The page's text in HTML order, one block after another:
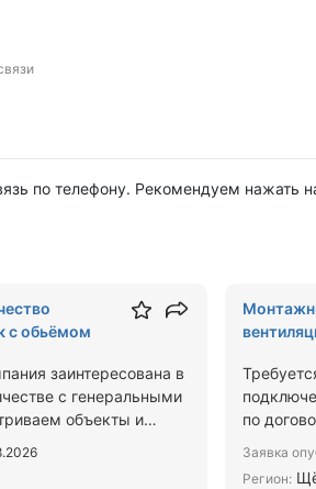
по телефону. Рекомендуем нажать
с обьёмом
заинтересована в
с генеральными
объекты и
по
Заявка
Регион: